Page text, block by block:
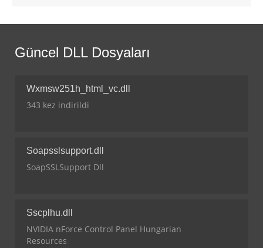
Güncel DLL Dosyaları
Wxmsw251h_html_vc.dll
343 kez indirildi
Soapsslsupport.dll
SoapSSLSupport Dll
Sscplhu.dll
NVIDIA nForce Control Panel Hungarian
Resources